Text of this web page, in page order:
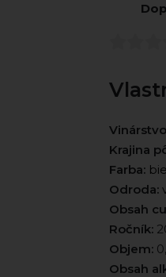
Krajina
Farba:
Odroda:
Obsah
Ročník:
Objem:
Obsah